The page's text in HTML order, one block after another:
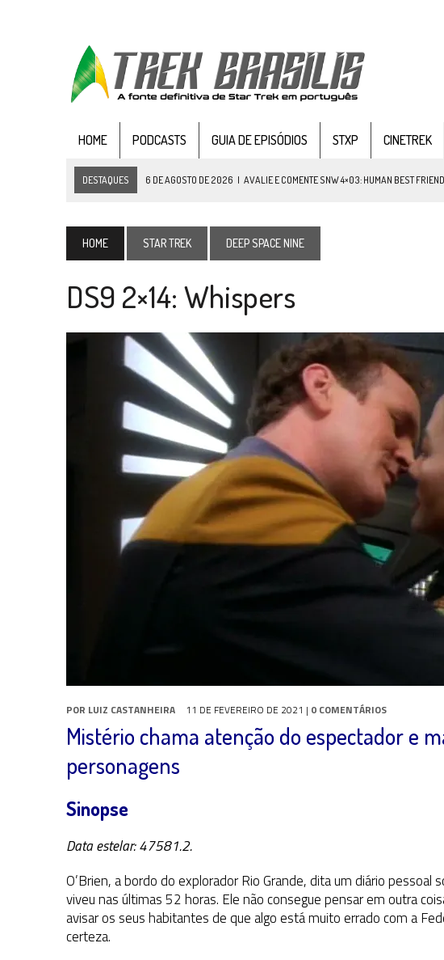
HOME PODCASTS GUIA DE EPISÓDIOS STXP CINETREK
DESTAQUES 6 DE AGOSTO DE 2026 | AVALIE E COMENTE SNW 4×03: HUMAN BEST FRIEND
3 DE AGOSTO DE 2026 | VEJA FOTOS DO TERCEIRO EPISÓDIO DA 4ª TEMPORADA DE
3 DE AGOSTO DE 2026 PARAMOUNT E CBS DERRUBAM NOVO VÍDEO DO FILME DE FÃS
TB AO VIVO | STAR TREK: STRANGE NEW WORLDS – “THE GRIFFIN
1 DE AGOSTO DE 2026 | ELENCO DE STRANGE NEW WORLDS ENCARA O FIM DE UMA ERA NA
31 DE JULHO DE 2026 | GRANDES JORNADAS | QUATRO EPISÓDIOS DE STAR TREK SOBRE
31 DE JULHO DE 2026 | BOX DELUXE DO ANO 5 DACOLEÇÃO TREK BRASILIS JÁ
6 DE AGOSTO DE 2026 | NOVA TEMPORADA DE THE CENTER SEAT , SÉRIE DOCUMENTAL DE
HOME STAR TREK DEEP SPACE NINE
DS9 2×14: Whispers
POR LUIZ CASTANHEIRA 11 DE FEVEREIRO DE 2021 | 0 COMENTÁRIOS
Mistério chama atenção do espectador e
personagens
Sinopse
Data estelar: 47581.2.
O’Brien, a bordo do explorador Rio Grande, dita um diário
viveu nas últimas 52 horas. Ele não consegue pensar em outra
avisar os seus habitantes de que algo está muito errado com a
certeza.